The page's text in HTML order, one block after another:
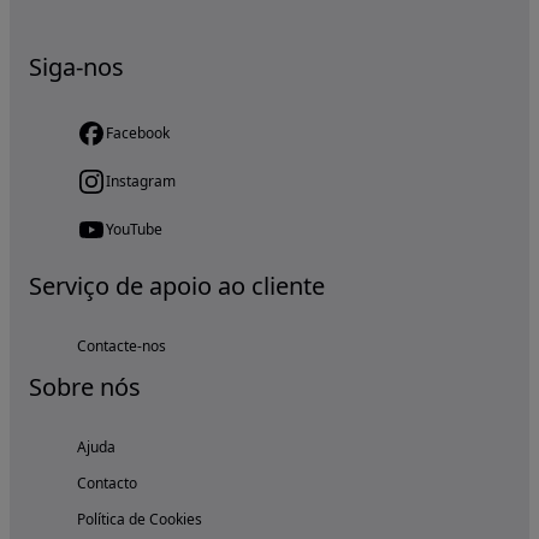
Siga-nos
Facebook
Instagram
YouTube
Serviço de apoio ao cliente
Contacte-nos
Sobre nós
Ajuda
Contacto
Política de Cookies